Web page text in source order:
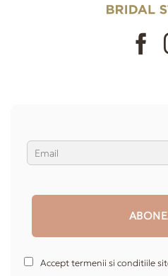
Accept termenii si conditiile